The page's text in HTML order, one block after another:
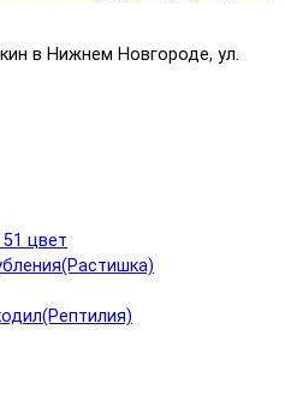
в Нижнем Новгороде, ул.
цвет